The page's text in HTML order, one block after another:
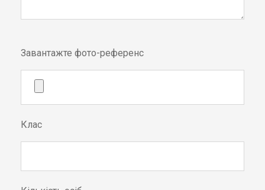
Завантажте фото-референс
Клас